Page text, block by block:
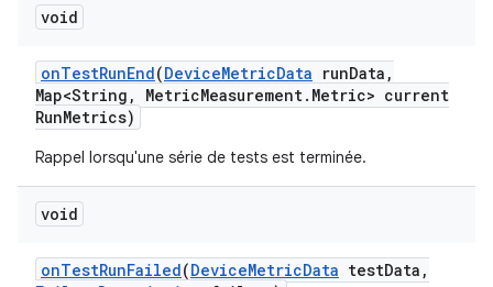
void
onTestRunEnd(DeviceMetricData runData ,
Map<String , MetricMeasurement. Metric> current
RunMetrics)
Rappel lorsqu'une série de tests est terminée.
void
onTestRunFailed(DeviceMetricData testData ,